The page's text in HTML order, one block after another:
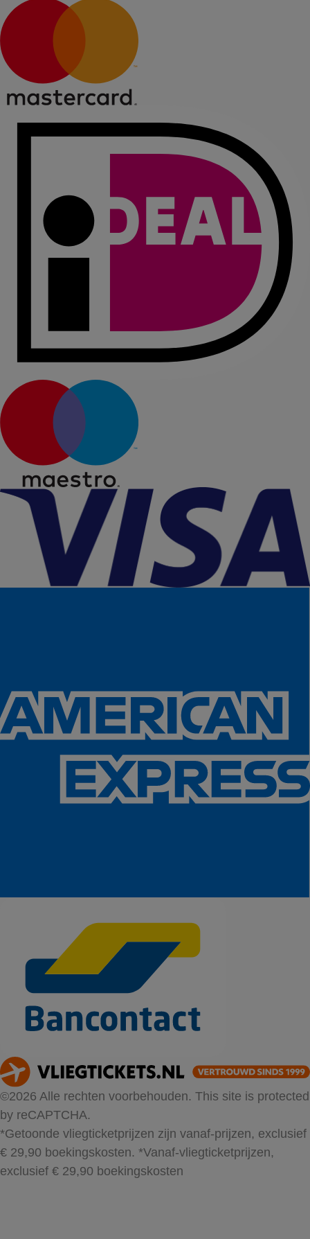
©2026 Alle rechten voorbehouden. This site is protected
by reCAPTCHA.
*Getoonde vliegticketprijzen zijn vanaf-prijzen, exclusief
€ 29,90 boekingskosten. *Vanaf-vliegticketprijzen,
exclusief € 29,90 boekingskosten